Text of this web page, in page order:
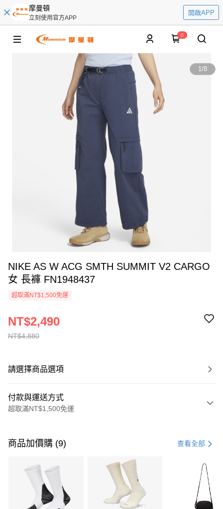
摩曼頓
立刻使用官方APP
開啟APP
0
1/8
NIKE AS W ACG SMTH SUMMIT V2 CARGO
女 長褲 FN1948437
超取滿NT$1,500免運
NT$4,880
NT$2,490
請選擇商品選項
付款與運送方式
超取滿NT$1,500免運
信用卡一次付款
3 期 0 利率 每期 21家銀行
合作金庫商業銀行
第一商業銀行
華南商業銀行
彰化商業銀行
商品加價購 (9) 查看全部